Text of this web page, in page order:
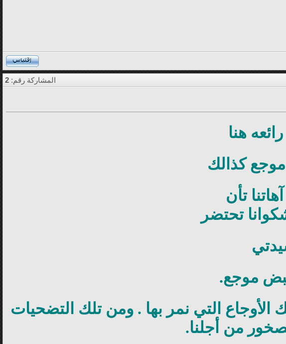
المشاركة رقم: 2
هنا
كذالك
تأن
تحتضر
موجع.
الأوجاع التي نمر بها . ومن تلك التضحيات
من أجلنا.